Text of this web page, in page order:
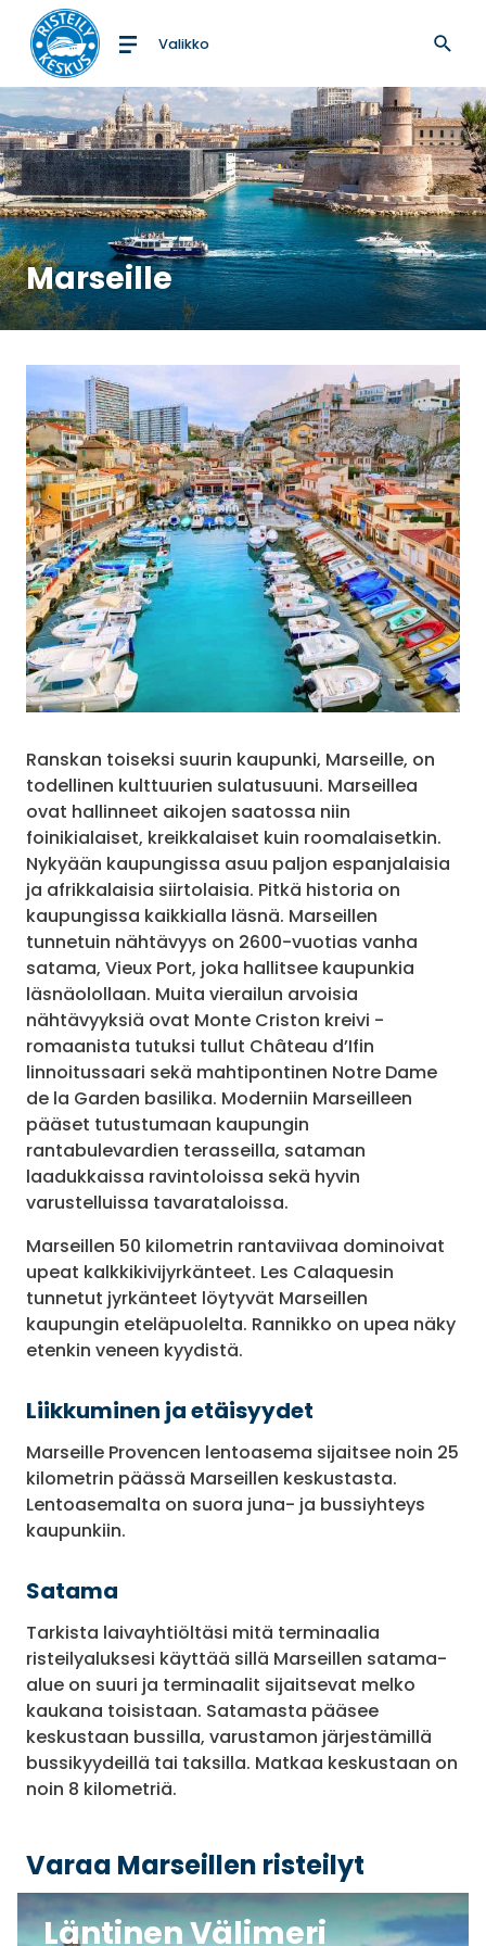
Etusivulle
Valikko
Marseille
Ranskan toiseksi suurin kaupunki, Marseille, on
todellinen kulttuurien sulatusuuni. Marseillea
ovat hallinneet aikojen saatossa niin
foinikialaiset, kreikkalaiset kuin roomalaisetkin.
Nykyään kaupungissa asuu paljon espanjalaisia
ja afrikkalaisia siirtolaisia. Pitkä historia on
kaupungissa kaikkialla läsnä. Marseillen
tunnetuin nähtävyys on 2600-vuotias vanha
satama, Vieux Port, joka hallitsee kaupunkia
läsnäolollaan. Muita vierailun arvoisia
nähtävyyksiä ovat Monte Criston kreivi -
romaanista tutuksi tullut Château d’Ifin
linnoitussaari sekä mahtipontinen Notre Dame
de la Garden basilika. Moderniin Marseilleen
pääset tutustumaan kaupungin
rantabulevardien terasseilla, sataman
laadukkaissa ravintoloissa sekä hyvin
varustelluissa tavarataloissa.
Marseillen 50 kilometrin rantaviivaa dominoivat
upeat kalkkikivijyrkänteet. Les Calaquesin
tunnetut jyrkänteet löytyvät Marseillen
kaupungin eteläpuolelta. Rannikko on upea näky
etenkin veneen kyydistä.
Liikkuminen ja etäisyydet
Marseille Provencen lentoasema sijaitsee noin 25
kilometrin päässä Marseillen keskustasta.
Lentoasemalta on suora juna- ja bussiyhteys
kaupunkiin.
Satama
Tarkista laivayhtiöltäsi mitä terminaalia
risteilyaluksesi käyttää sillä Marseillen satama-
alue on suuri ja terminaalit sijaitsevat melko
kaukana toisistaan. Satamasta pääsee
keskustaan bussilla, varustamon järjestämillä
bussikyydeillä tai taksilla. Matkaa keskustaan on
noin 8 kilometriä.
Varaa Marseillen risteilyt
Läntinen Välimeri